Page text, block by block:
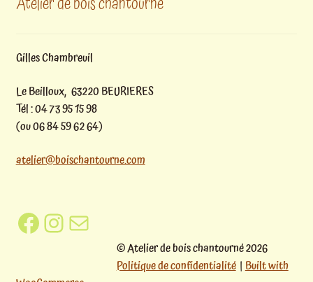
Gilles Chambreuil
Le Beilloux, 63220 BEURIERES
Tél : 04 73 95 15 98
(ou 06 84 59 62 64)
atelier@boischantourne.com
Facebook
Instagram
E-mail
© Atelier de bois chantourné 2026
Politique de confidentialité Built with